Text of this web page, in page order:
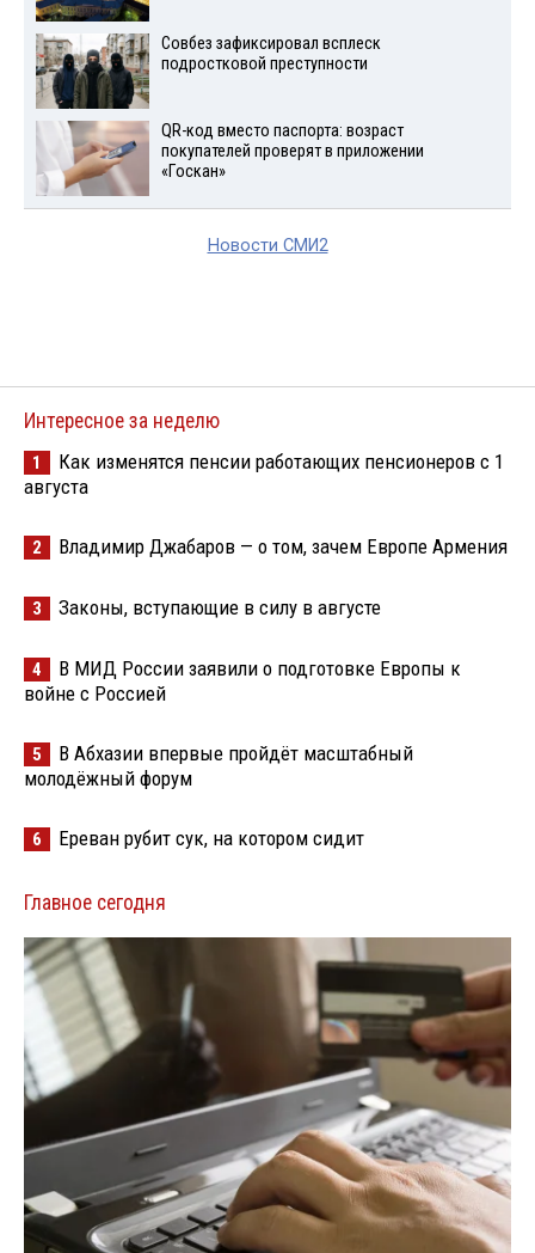
Совбез зафиксировал всплеск
подростковой преступности
QR-код вместо паспорта: возраст
покупателей проверят в приложении
«Госкан»
Новости СМИ2
Интересное за неделю
1
Как изменятся пенсии работающих пенсионеров с 1
августа
2 Владимир Джабаров — о том, зачем Европе Армения
3 Законы, вступающие в силу в августе
4
В МИД России заявили о подготовке Европы к
войне с Россией
5
В Абхазии впервые пройдёт масштабный
молодёжный форум
6 Ереван рубит сук, на котором сидит
Главное сегодня